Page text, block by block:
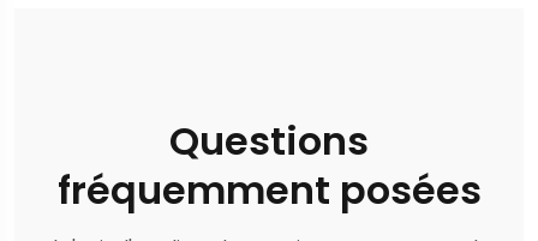
Questions
fréquemment posées